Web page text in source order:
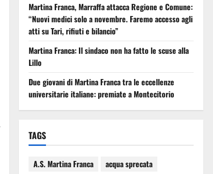
Martina Franca, Marraffa attacca Regione e Comune:
“Nuovi medici solo a novembre. Faremo accesso agli
atti su Tari, rifiuti e bilancio”
Martina Franca: Il sindaco non ha fatto le scuse alla
Lillo
Due giovani di Martina Franca tra le eccellenze
universitarie italiane: premiate a Montecitorio
TAGS
A.S. Martina Franca
acqua sprecata